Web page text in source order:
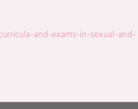
and-exams-in-sexual-and-